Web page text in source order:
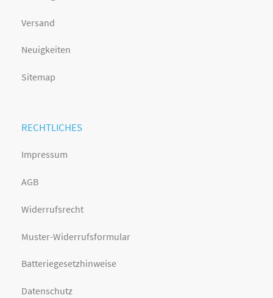
Versand
Neuigkeiten
Sitemap
RECHTLICHES
Impressum
AGB
Widerrufsrecht
Muster-Widerrufsformular
Batteriegesetzhinweise
Datenschutz